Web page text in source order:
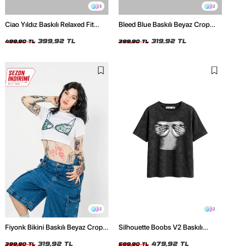
3
Ciao Yıldız Baskılı Relaxed Fit
499,90 TL 399,92 TL
2
Bleed Blue Baskılı Beyaz Crop
399,90 TL 319,92 TL
2
Fiyonk Bikini Baskılı Beyaz Crop
399,90 TL 319,92 TL
2
Silhouette Boobs V2 Baskılı
Tshirt
599,90 TL 479,92 TL